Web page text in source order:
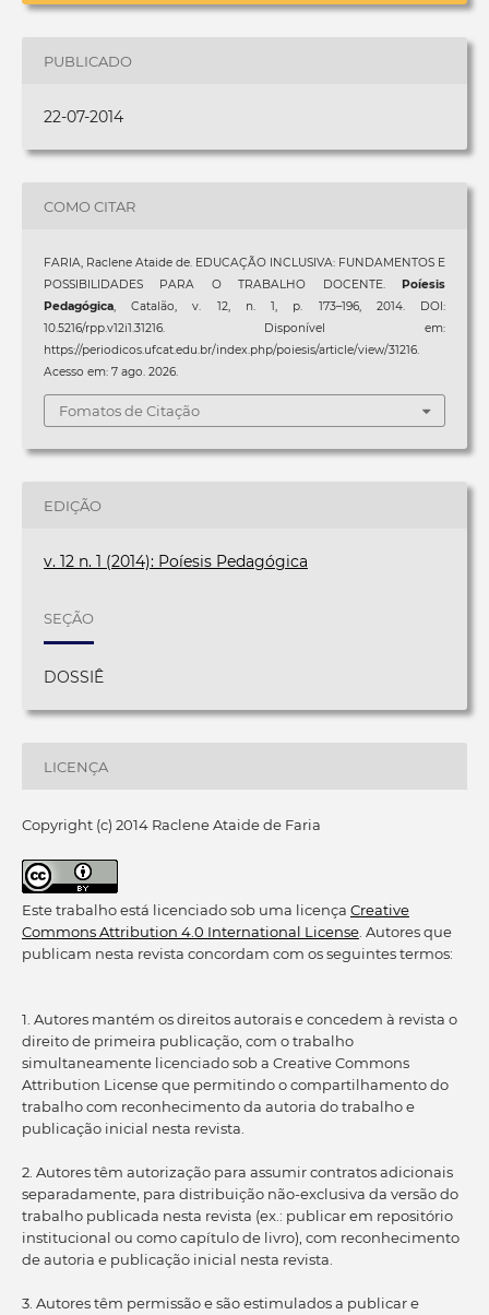
PUBLICADO
22-07-2014
COMO CITAR
FARIA, Raclene Ataide de. EDUCAÇÃO INCLUSIVA: FUNDAMENTOS E
POSSIBILIDADES PARA O TRABALHO DOCENTE.Poíesis
Pedagógica, Catalão, v. 12, n. 1, p. 173–196, 2014. DOI:
10.5216/rpp.v12i1.31216. Disponível em:
https://periodicos.ufcat.edu.br/index.php/poiesis/article/view/31216.
Acesso em: 7 ago. 2026.
Fomatos de Citação
EDIÇÃO
v. 12 n. 1 (2014): Poíesis Pedagógica
SEÇÃO
DOSSIÊ
LICENÇA
Copyright (c) 2014 Raclene Ataide de Faria
Este trabalho está licenciado sob uma licença Creative
Commons Attribution 4.0 International License. Autores que
publicam nesta revista concordam com os seguintes termos:
1. Autores mantém os direitos autorais e concedem à revista o
direito de primeira publicação, com o trabalho
simultaneamente licenciado sob a Creative Commons
Attribution License que permitindo o compartilhamento do
trabalho com reconhecimento da autoria do trabalho e
publicação inicial nesta revista.
2. Autores têm autorização para assumir contratos adicionais
separadamente, para distribuição não-exclusiva da versão do
trabalho publicada nesta revista (ex.: publicar em repositório
institucional ou como capítulo de livro), com reconhecimento
de autoria e publicação inicial nesta revista.
3. Autores têm permissão e são estimulados a publicar e